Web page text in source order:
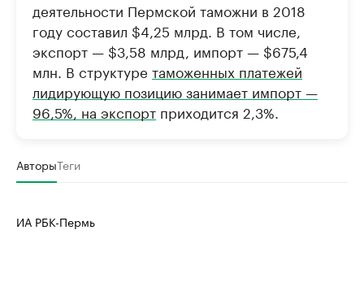
деятельности Пермской таможни в 2018
году составил $4,25 млрд. В том числе,
экспорт — $3,58 млрд, импорт — $675,4
млн. В структуре таможенных платежей
лидирующую позицию занимает импорт —
96,5%, на экспорт приходится 2,3%.
АвторыТеги
ИА РБК-Пермь